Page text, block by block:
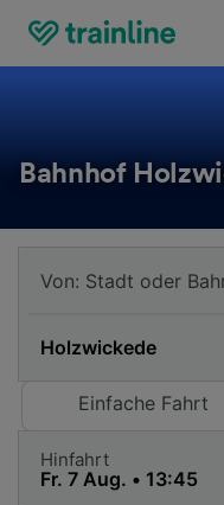
Bahnhof
Einfache Fahrt
Hinfahrt